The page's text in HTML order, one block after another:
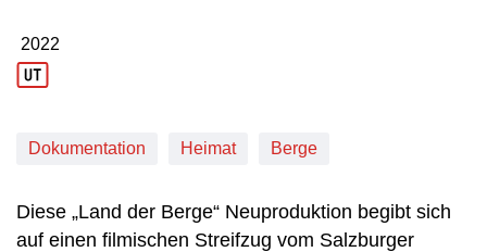
Produktionsjahr: 2022
2022
Dokumentation Heimat Berge
Diese „Land der Berge“ Neuproduktion begibt sich
auf einen filmischen Streifzug vom Salzburger